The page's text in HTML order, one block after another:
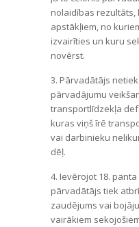
nolaidības rezultāts,
apstākļiem, no
izvairīties un kuru
novērst.
3. Pārvadātājs
pārvadājumu
transportlīdzekļa
kuras viņš īrē
vai darbinieku
dēļ.
4. Ievērojot 18. panta
pārvadātājs tiek
zaudējums vai
vairākiem